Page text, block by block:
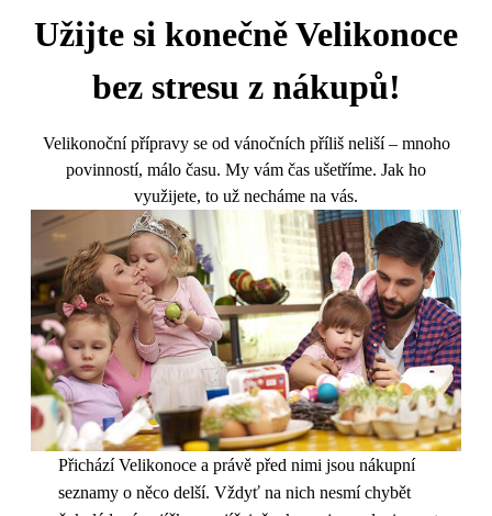
Užijte si konečně Velikonoce
bez stresu z nákupů!
Velikonoční přípravy se od vánočních příliš neliší – mnoho
povinností, málo času. My vám čas ušetříme. Jak ho
využijete, to už necháme na vás.
Přichází Velikonoce a právě před nimi jsou nákupní
seznamy o něco delší. Vždyť na nich nesmí chybět